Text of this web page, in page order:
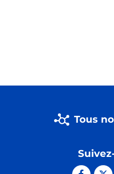
Tous